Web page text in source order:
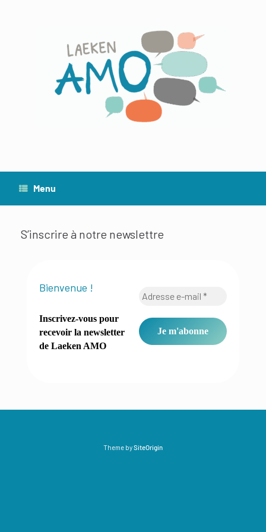
Menu
S’inscrire à notre newslettre
Bienvenue !
Inscrivez-vous pour
recevoir la newsletter
de Laeken AMO
Theme bySiteOrigin